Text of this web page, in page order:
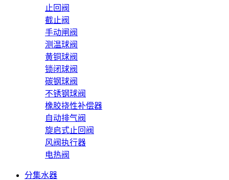
止回阀
截止阀
手动闸阀
测温球阀
黄铜球阀
锁闭球阀
碳钢球阀
不锈钢球阀
橡胶挠性补偿器
自动排气阀
旋启式止回阀
风阀执行器
电热阀
分集水器